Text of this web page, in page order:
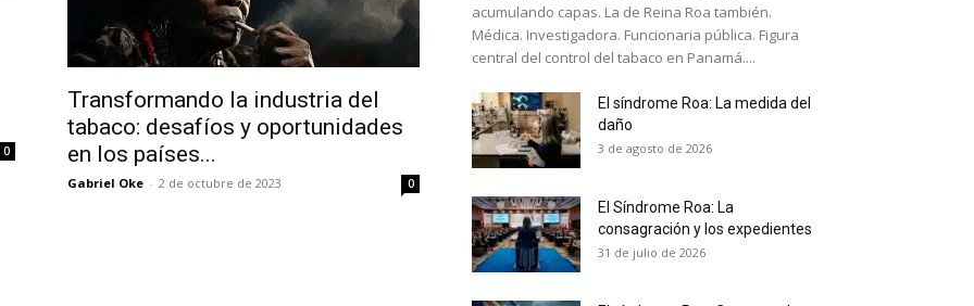
No te pierdas de las últimas
Suscríbete a nuestro boletín diario y recibe todas las
noticias del vapeo y la reducción de daños en tu correo
0
Transformando la industria del
tabaco: desafíos y oportunidades
en los países...
Gabriel Oke - 2 de octubre de 2023 0
acumulando capas. La de Reina Roa también.
Médica. Investigadora. Funcionaria pública. Figura
central del control del tabaco en Panamá....
El síndrome Roa: La medida del
daño
3 de agosto de 2026
El Síndrome Roa: La
consagración y los expedientes
31 de julio de 2026